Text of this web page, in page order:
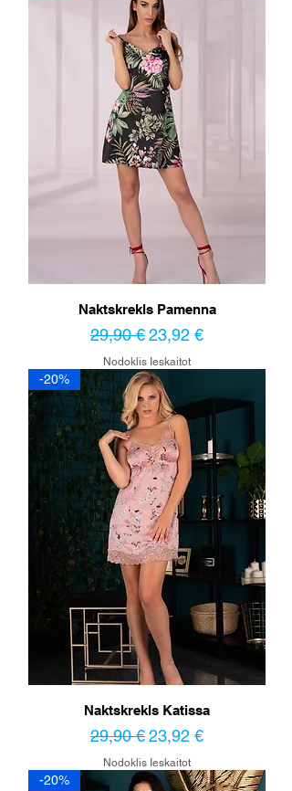
Naktskrekls Pamenna
Parastā cena
29,90 €Izpārdošanas cena
23,92 €
Nodoklis Ieskaitot
-20%
Naktskrekls Katissa
Parastā cena
29,90 €Izpārdošanas cena
23,92 €
Nodoklis Ieskaitot
-20%